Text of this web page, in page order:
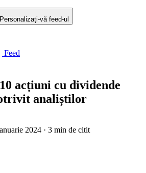
Personalizați-vă feed-ul
Feed
acțiuni cu dividende
analiștilor
2024 · 3 min de citit